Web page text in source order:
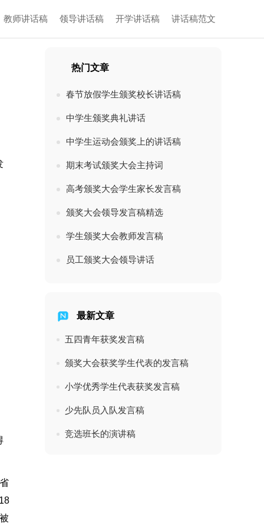
教师讲话稿 领导讲话稿 开学讲话稿 讲话稿范文
热门文章
春节放假学生颁奖校长讲话稿
中学生颁奖典礼讲话
中学生运动会颁奖上的讲话稿
期末考试颁奖大会主持词
高考颁奖大会学生家长发言稿
颁奖大会领导发言稿精选
学生颁奖大会教师发言稿
员工颁奖大会领导讲话
最新文章
五四青年获奖发言稿
颁奖大会获奖学生代表的发言稿
小学优秀学生代表获奖发言稿
少先队员入队发言稿
竞选班长的演讲稿